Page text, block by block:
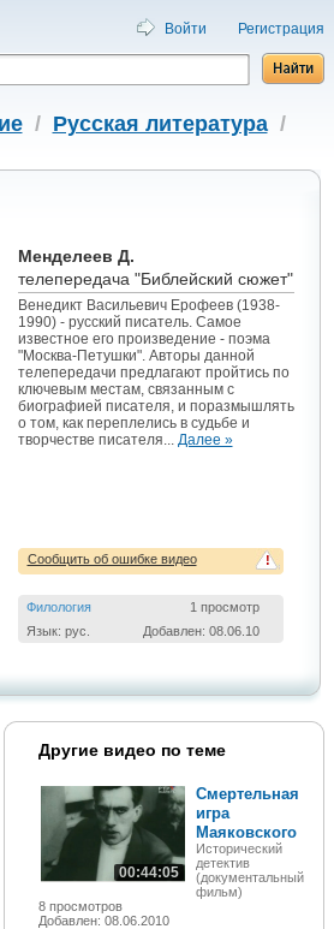
Войти Регистрация
/ Русская литература/
Менделеев Д.
телепередача "Библейский сюжет"
Венедикт Васильевич Ерофеев (1938-
1990) - русский писатель. Самое
известное его произведение - поэма
"Москва-Петушки". Авторы данной
телепередачи предлагают пройтись по
ключевым местам, связанным с
биографией писателя, и поразмышлять
о том, как переплелись в судьбе и
творчестве писателя... Далее »
!
Сообщить об ошибке видео
Филология
1 просмотр
Язык: рус.
Добавлен: 08.06.10
Другие видео по теме
00:44:05
8 просмотров
Добавлен: 08.06.2010
Смертельная
игра
Маяковского
Исторический
детектив
(документальный
фильм)